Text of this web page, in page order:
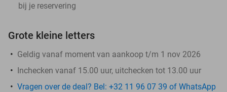
bij je reservering
Grote kleine letters
Geldig vanaf moment van aankoop t/m 1 nov 2026
Inchecken vanaf 15.00 uur, uitchecken tot 13.00 uur
Vragen over de deal? Bel: +32 11 96 07 39 of WhatsApp